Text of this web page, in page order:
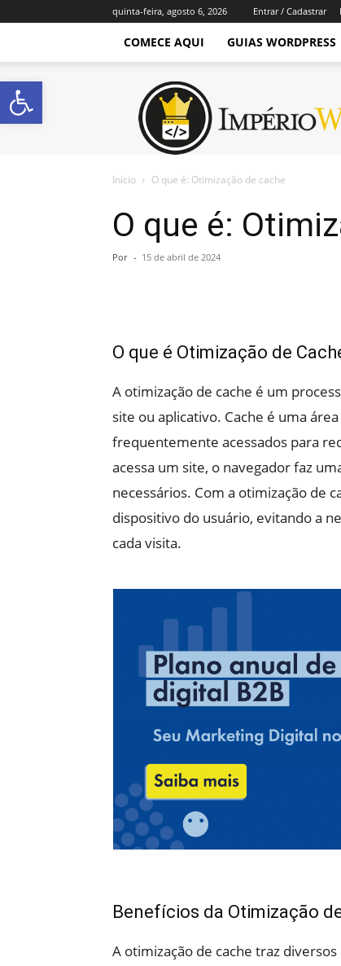
quinta-feira, agosto 6, 2026 Entrar / Cadastrar
COMECE AQUI GUIAS WORDPRESS
Império
WordPress
Início O que é: Otimização de cache
O que é:
Por - 15 de abril de 2024
O que é Otimização de
A otimização de cache é um
site ou aplicativo. Cache é uma
frequentemente acessados para
acessa um site, o navegador faz
necessários. Com a otimização de
dispositivo do usuário, evitando a
cada visita.
Benefícios da Otimização
A otimização de cache traz
Abrir a barra de ferramentas